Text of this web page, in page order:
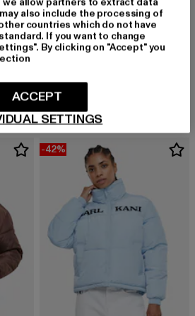
EUR 139,99 EUR
100,49 EUR
Derzeitiger Preis: 100,49 EUR
-42%
also include the processing of
countries which do not have
If you want to change
By clicking on "Accept" you
SETTINGS
ACCEPT